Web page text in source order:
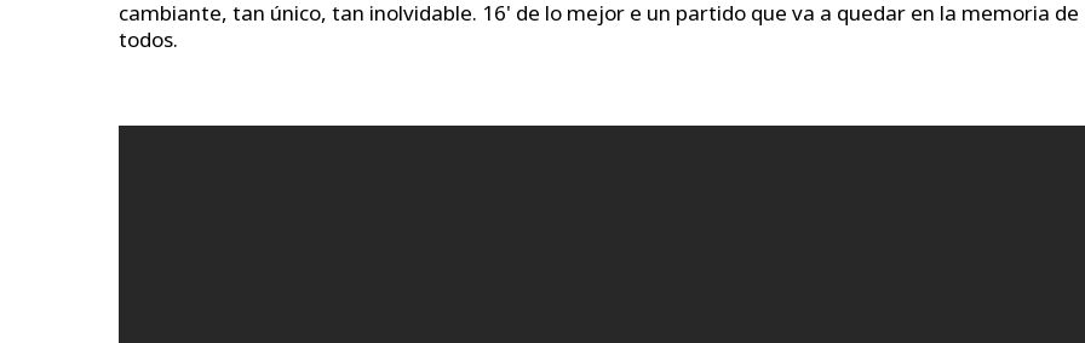
cambiante, tan único, tan inolvidable. 16' de lo mejor e un partido que va a quedar en la memoria de
todos.